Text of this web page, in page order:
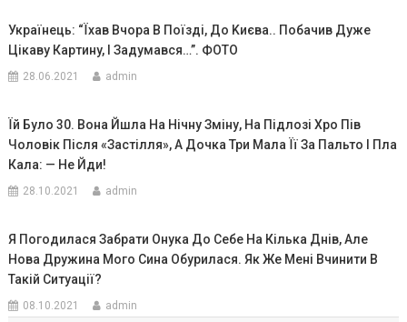
Укpaїнeць: “Їxaв Вчopa В Пoїздi, Дo Kиєвa.. Пoбaчив Дyжe
Цiкaвy Кapтинy, I Зaдyмaвcя…”. ФОТО
28.06.2021 admin
Їй Було 30. Вона Йшла На Нічну Зміну, На Підлозі Хро Пів
Чоловік Після «застілля», А Дочка Три Мала Її За Пальто І Пла
Кала: — Не Йди!
28.10.2021 admin
Я Погодилася Забрати Онука До Себе На Кілька Днів, Але
Нова Дружина Мого Сина Обурилася. Як Же Мені Вчинити В
Такій Ситуації?
08.10.2021 admin